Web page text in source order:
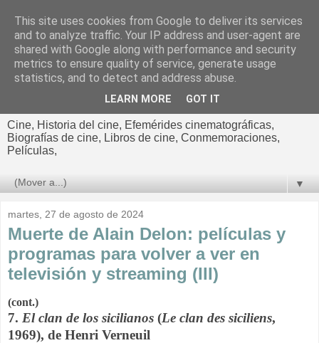
El cultural
cinematográfico de Jorge
Cine, Historia del cine, Efemérides cinematográficas,
Biografías de cine, Libros de cine, Conmemoraciones,
Películas,
▼
martes, 27 de agosto de 2024
Muerte de Alain Delon: películas y
programas para volver a ver en
televisión y streaming (III)
(cont.)
7. El clan de los sicilianos (Le clan des siciliens,
1969), de Henri Verneuil
This site uses cookies from Google to deliver its services
and to analyze traffic. Your IP address and user-agent are
shared with Google along with performance and security
metrics to ensure quality of service, generate usage
statistics, and to detect and address abuse.
LEARN MORE GOT IT